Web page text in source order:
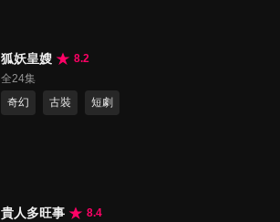
狐妖皇嫂
8.2
全24集
奇幻
古裝 短劇
貴人多旺事
8.4